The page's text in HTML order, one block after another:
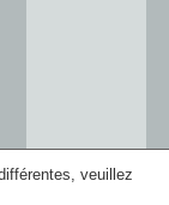
veuillez